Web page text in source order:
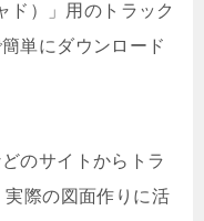
ド）」用のトラック
単にダウンロード
のサイトからトラ
際の図面作りに活